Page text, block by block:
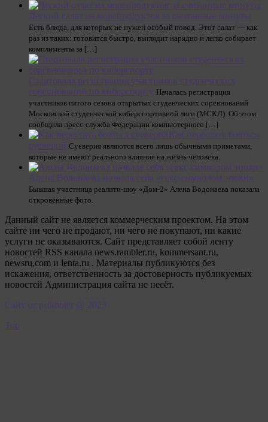
Легкий салат из морепродуктов за считанные минуты
Есть блюда, для которых не нужен особый повод. Этот салат — как
раз из таких: готовится быстро, выглядит нарядно и легко собирает
комплименты за […]
Стартовала регистрация участников студенческих
соревнований по киберспорту Началась регистрация
участников пятого сезона открытых студенческих соревнований
Московской студенческой киберспортивной лиги (МСКЛ). Об этом
сообщила пресс-служба Федерации компьютерного […]
Как перестать бояться
суеверий Суеверия являются всего лишь обычными приметами,
которые не имеют реального влияния на жизнь человека.
Алена Водонаева назвала себя «секс-символом эпохи»
Бывшая участница реалити-шоу «Дом-2» Алена Водонаева показала
откровенные фото.
Данный сайт не является коммерческим проектом. На этом
сайте ни чего не продают, ни чего не покупают, ни какие
услуги не оказываются. Сайт представляет собой ленту
новостей RSS канала news.rambler.ru, kommersant.ru,
newsru.com и lenta.ru . Материалы публикуются без
искажения, ответственность за достоверность публикуемых
новостей Администрация сайта не несёт.
Сайт от psikhoter @ 2023
Top